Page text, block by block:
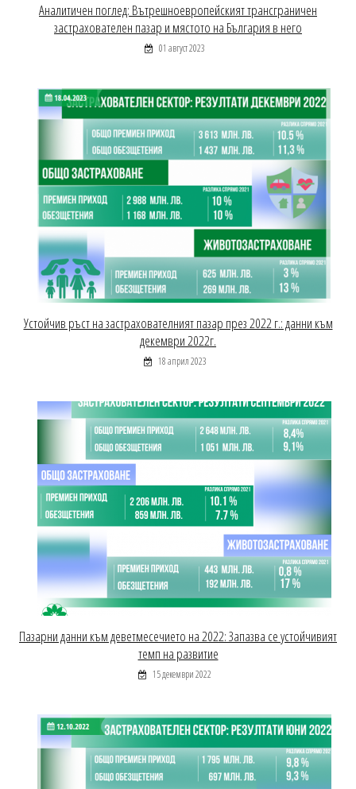
Аналитичен поглед: Вътрешноевропейският трансграничен
застрахователен пазар и мястото на България в него
01 август 2023
Устойчив ръст на застрахователният пазар през 2022 г.: данни към
декември 2022г.
18 април 2023
Пазарни данни към деветмесечието на 2022: Запазва се устойчивият
темп на развитие
15 декември 2022